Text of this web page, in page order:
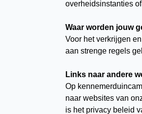
overheidsinstanties
Waar worden jouw
Voor het verkrijgen
aan strenge regels
Links naar andere
Op
naar websites van
is het privacy beleid